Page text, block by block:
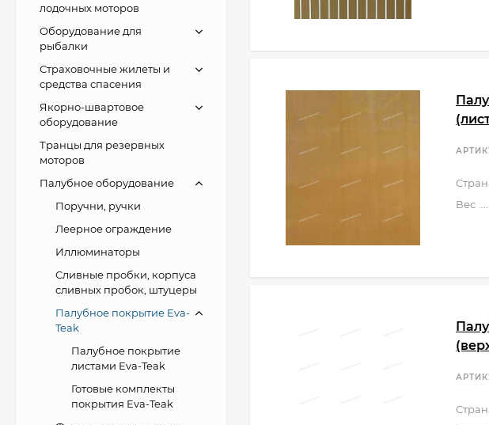
Вес
лодочных моторов
Оборудование для
рыбалки
Страховочные жилеты и
средства спасения
Якорно-швартовое
оборудование
Транцы для резервных
моторов
Палубное оборудование
Поручни, ручки
Леерное ограждение
Иллюминаторы
Сливные пробки, корпуса
сливных пробок, штуцеры
Палубное покрытие Eva-
Teak
Палубное покрытие
листами Eva-Teak
Готовые комплекты
покрытия Eva-Teak